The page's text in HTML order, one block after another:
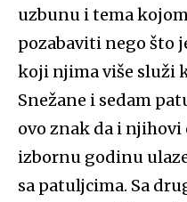
uzbunu i tema
pozabaviti nego što
koji njima više služi
Snežane i sedam
ovo znak da i
izbornu godinu
sa patuljcima. Sa